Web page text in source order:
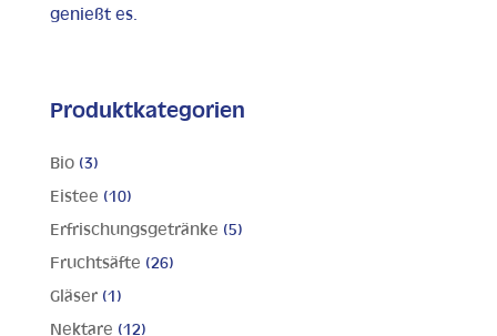
genießt es.
Produktkategorien
Bio (3)
Eistee (10)
Erfrischungsgetränke (5)
Fruchtsäfte (26)
Gläser (1)
Nektare (12)